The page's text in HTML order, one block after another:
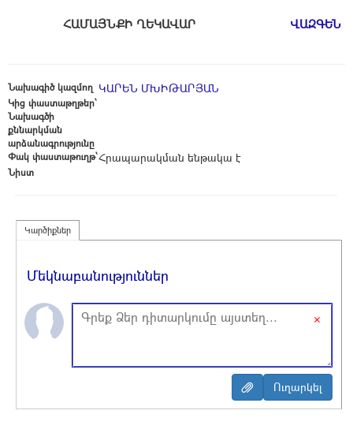
ՀԱՄԱՅՆՔԻ ՂԵԿԱՎԱՐ ՎԱԶԳԵՆ
Նախագիծ կազմող ԿԱՐԵՆ ՄԽԻԹԱՐՅԱՆ
Կից փաստաթղթեր՝
Նախագծի
քննարկման
արձանագրությունը
Փակ փաստաթուղթ՝Հրապարակման ենթակա է
Նիստ
Կարծիքներ
Մեկնաբանություններ
×